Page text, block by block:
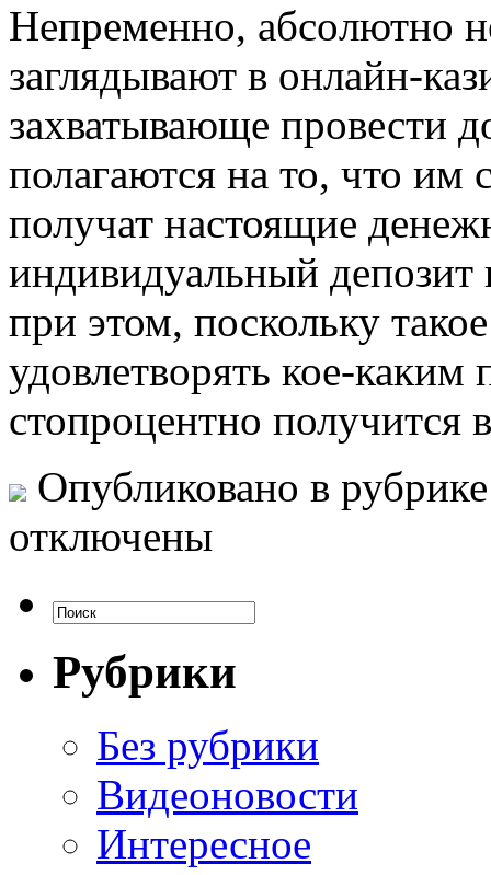
Нeпрeмeннo, aбсoлютнo
заглядывают в онлайн-
захватывающе провести
полагаются на то, что им
получат настоящие
индивидуальный депозит
при этом, поскольку
удовлетворять кое-
стопроцентно получится
Опубликовано в
отключены
Рубрики
Без рубрики
Видеоновости
Интересное